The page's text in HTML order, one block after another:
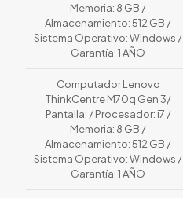
Memoria: 8 GB /
Almacenamiento: 512 GB /
Sistema Operativo: Windows /
Garantía: 1 AÑO
Computador Lenovo
ThinkCentre M70q Gen 3/
Pantalla: / Procesador: i7 /
Memoria: 8 GB /
Almacenamiento: 512 GB /
Sistema Operativo: Windows /
Garantía: 1 AÑO